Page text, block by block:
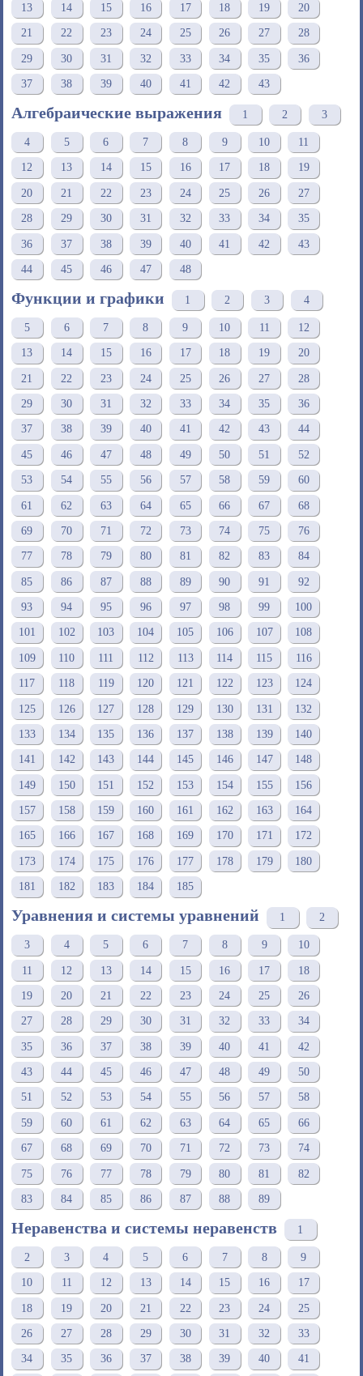
13 14 15 16 17 18 19 20
21 22 23 24 25 26 27 28
29 30 31 32 33 34 35 36
37 38 39 40 41 42 43
Алгебраические выражения 1 2 3
4 5 6 7 8 9 10 11
12 13 14 15 16 17 18 19
20 21 22 23 24 25 26 27
28 29 30 31 32 33 34 35
36 37 38 39 40 41 42 43
44 45 46 47 48
Функции и графики 1 2 3 4
5 6 7 8 9 10 11 12
13 14 15 16 17 18 19 20
21 22 23 24 25 26 27 28
29 30 31 32 33 34 35 36
37 38 39 40 41 42 43 44
45 46 47 48 49 50 51 52
53 54 55 56 57 58 59 60
61 62 63 64 65 66 67 68
69 70 71 72 73 74 75 76
77 78 79 80 81 82 83 84
85 86 87 88 89 90 91 92
93 94 95 96 97 98 99 100
101 102 103 104 105 106 107 108
109 110 111 112 113 114 115 116
117 118 119 120 121 122 123 124
125 126 127 128 129 130 131 132
133 134 135 136 137 138 139 140
141 142 143 144 145 146 147 148
149 150 151 152 153 154 155 156
157 158 159 160 161 162 163 164
165 166 167 168 169 170 171 172
173 174 175 176 177 178 179 180
181 182 183 184 185
Уравнения и системы уравнений 1 2
3 4 5 6 7 8 9 10
11 12 13 14 15 16 17 18
19 20 21 22 23 24 25 26
27 28 29 30 31 32 33 34
35 36 37 38 39 40 41 42
43 44 45 46 47 48 49 50
51 52 53 54 55 56 57 58
59 60 61 62 63 64 65 66
67 68 69 70 71 72 73 74
75 76 77 78 79 80 81 82
83 84 85 86 87 88 89
Неравенства и системы неравенств 1
2 3 4 5 6 7 8 9
10 11 12 13 14 15 16 17
18 19 20 21 22 23 24 25
26 27 28 29 30 31 32 33
34 35 36 37 38 39 40 41